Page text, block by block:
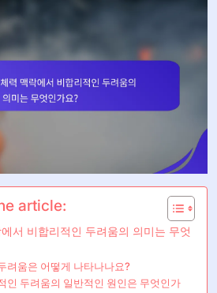
article:
서 비합리적인 두려움의 의미는 무엇
려움은 어떻게 나타나나요?
인 두려움의 일반적인 원인은 무엇인가